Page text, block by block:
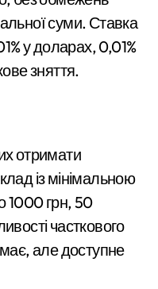
суми. Ставка
у доларах, 0,01%
зняття.
отримати
із мінімальною
1000 грн, 50
часткового
але доступне